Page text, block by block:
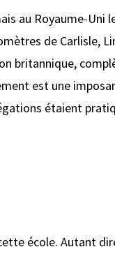
au Royaume-
de Carlisle,
britannique,
est une
étaient
école. Autant